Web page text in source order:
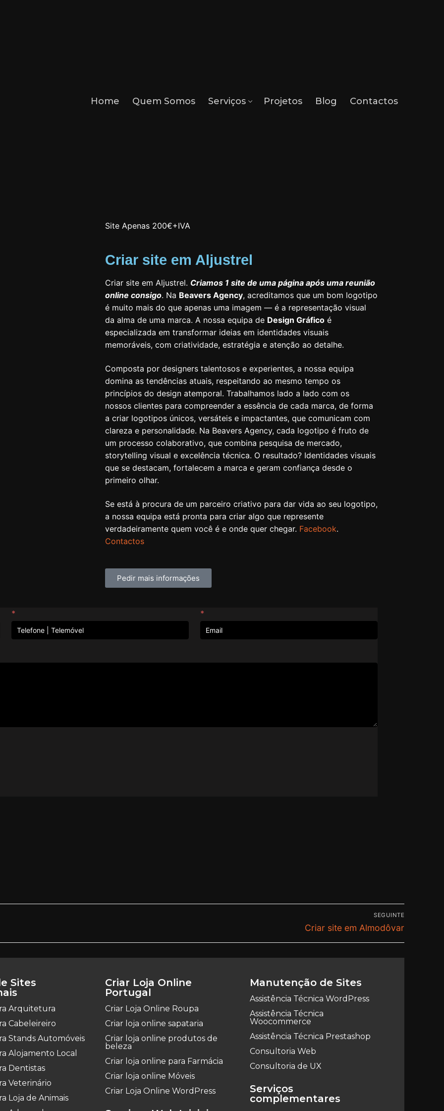
Home Quem Somos Serviços Projetos Blog Contactos
Site Apenas 200€+IVA
Criar site em Aljustrel
Criar site em Aljustrel. Criamos 1 site de uma página após uma reunião
online consigo. Na Beavers Agency, acreditamos que um bom logotipo
é muito mais do que apenas uma imagem — é a representação visual
da alma de uma marca. A nossa equipa de Design Gráfico é
especializada em transformar ideias em identidades visuais
memoráveis, com criatividade, estratégia e atenção ao detalhe.
Composta por designers talentosos e experientes, a nossa equipa
domina as tendências atuais, respeitando ao mesmo tempo os
princípios do design atemporal. Trabalhamos lado a lado com os
nossos clientes para compreender a essência de cada marca, de forma
a criar logotipos únicos, versáteis e impactantes, que comunicam com
clareza e personalidade. Na Beavers Agency, cada logotipo é fruto de
um processo colaborativo, que combina pesquisa de mercado,
storytelling visual e excelência técnica. O resultado? Identidades visuais
que se destacam, fortalecem a marca e geram confiança desde o
primeiro olhar.
Se está à procura de um parceiro criativo para dar vida ao seu logotipo,
a nossa equipa está pronta para criar algo que represente
verdadeiramente quem você é e onde quer chegar. Facebook.
Contactos
Pedir mais informações
* *
SEGUINTE
Criar site em Almodôvar
Sites
Arquitetura
Cabeleireiro
Stands Automóveis
Alojamento Local
Dentistas
Veterinário
Loja de Animais
Criar Loja Online
Portugal
Criar Loja Online Roupa
Criar loja online sapataria
Criar loja online produtos de
beleza
Criar loja online para Farmácia
Criar loja online Móveis
Criar Loja Online WordPress
Manutenção de Sites
Assistência Técnica WordPress
Assistência Técnica
Woocommerce
Assistência Técnica Prestashop
Consultoria Web
Consultoria de UX
Serviços
complementares